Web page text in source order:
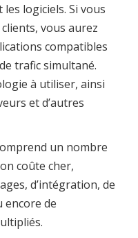
logiciels. Si vous
vous aurez
compatibles
trafic simultané.
à utiliser, ainsi
et d’autres
un nombre
coûte cher,
d’intégration, de
encore de